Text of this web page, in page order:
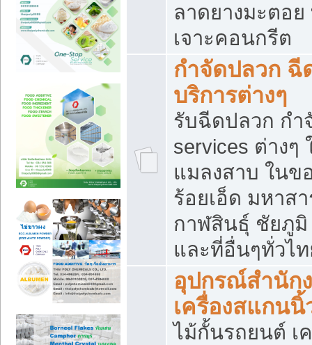
ลาดยางมะตอ
เจาะคอนกรีต
กำจัดปลวก ฉี
บริการต่างๆ
รับฉีดปลวก กำ
services ต่าง
แมลงสาบ ใน
ร้อยเอ็ด มหาส
กาฬสินธุ์ ชัยภู
และที่อื่นๆทั่วไ
อุปกรณ์สำนัก
เครื่องสแกนนิ้
ไม้กั้นรถยนต์ เ